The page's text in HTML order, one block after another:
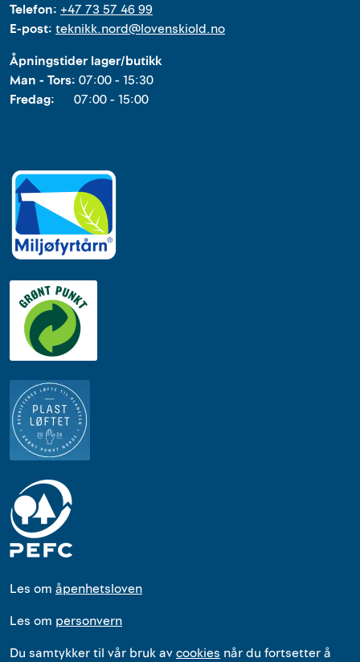
Telefon: +47 73 57 46 99
E-post: teknikk.nord@lovenskiold.no
Åpningstider lager/butikk
Man - Tors: 07:00 - 15:30
Fredag: 07:00 - 15:00
Les om åpenhetsloven
Les om personvern
Du samtykker til vår bruk avcookies når du fortsetter å